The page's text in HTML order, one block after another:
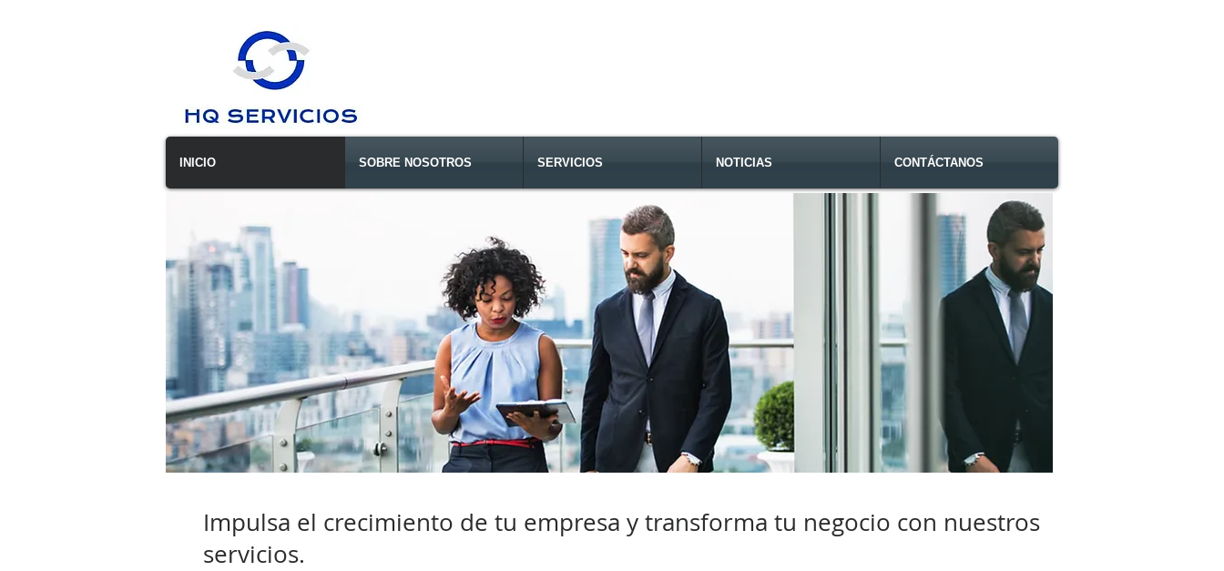
INICIO SOBRE NOSOTROS SERVICIOS NOTICIAS CONTÁCTANOS
Impulsa el crecimiento de tu empresa y transforma tu negocio con nuestros
servicios.